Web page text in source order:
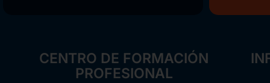
CENTRO DE FORMACIÓN
PROFESIONAL